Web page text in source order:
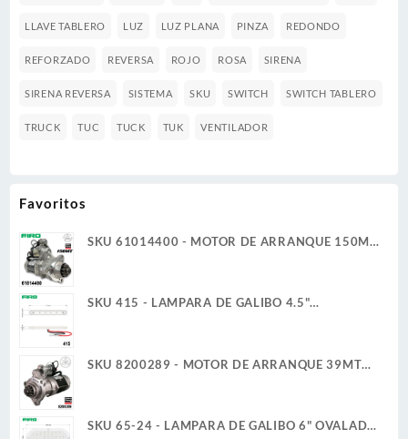
LLAVE TABLERO LUZ LUZ PLANA PINZA REDONDO
REFORZADO REVERSA ROJO ROSA SIRENA
SIRENA REVERSA SISTEMA SKU SWITCH SWITCH TABLERO
TRUCK TUC TUCK TUK VENTILADOR
Favoritos
SKU 61014400 - MOTOR DE ARRANQUE 150MT
SKU 415 - LAMPARA DE GALIBO 4.5"
SKU 8200289 - MOTOR DE ARRANQUE 39MT
SKU 65-24 - LAMPARA DE GALIBO 6" OVALADA